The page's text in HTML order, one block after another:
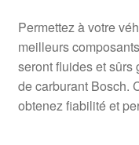
Permettez à votre
meilleurs
seront fluides et sûrs
de carburant Bosch.
obtenez fiabilité et